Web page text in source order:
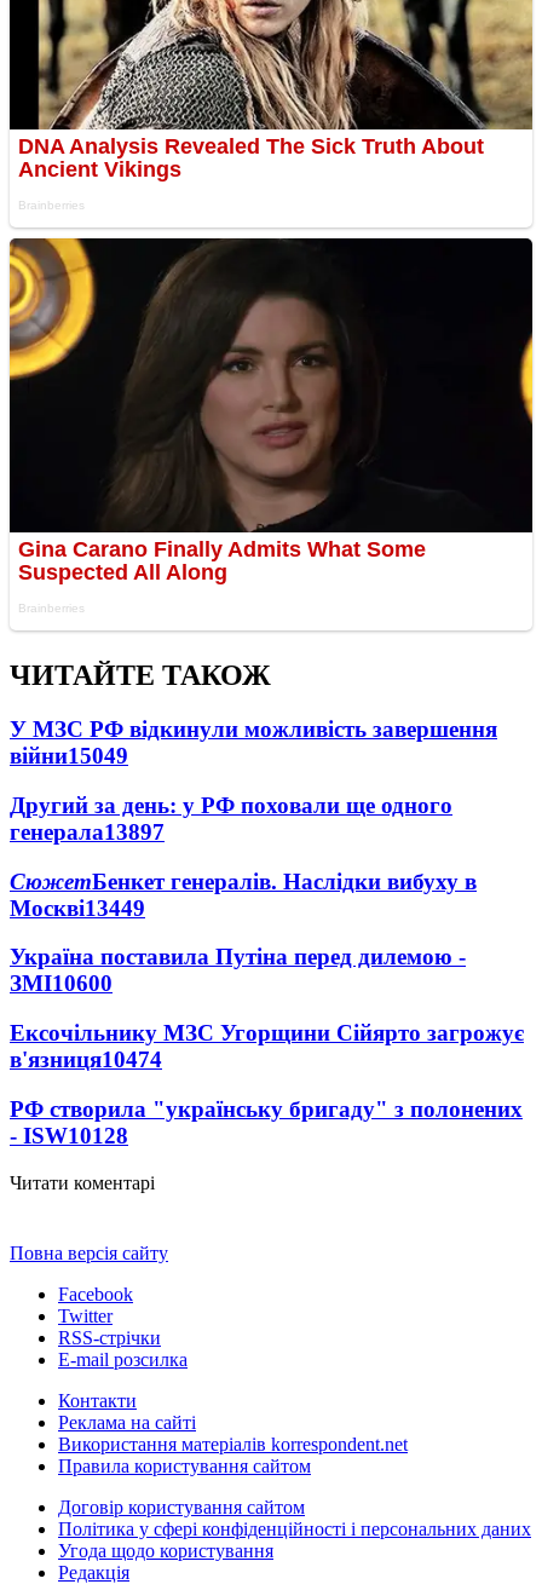
ЧИТАЙТЕ ТАКОЖ
У МЗС РФ відкинули можливість завершення
війни15049
Другий за день: у РФ поховали ще одного
генерала13897
СюжетБенкет генералів. Наслідки вибуху в
Москві13449
Україна поставила Путіна перед дилемою -
ЗМІ10600
Ексочільнику МЗС Угорщини Сійярто загрожує
в'язниця10474
РФ створила "українську бригаду" з полонених
- ISW10128
Читати коментарі
Повна версія сайту
Facebook
Twitter
RSS-стрічки
E-mail розсилка
Контакти
Реклама на сайті
Використання матеріалів korrespondent.net
Правила користування сайтом
Договір користування сайтом
Політика у сфері конфіденційності і персональних даних
Угода щодо користування
Редакція